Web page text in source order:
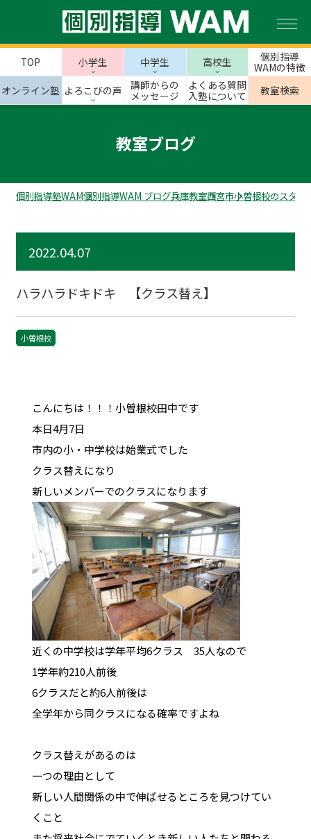
TOP 小学生 中学生 高校生
個別指導
WAMの特徴
オンライン塾 よろこびの声
講師からの
メッセージ
よくある質問
入塾について
教室検索
教室ブログ
個別指導塾WAM個別指導WAM ブログ兵庫教室西宮市小曽根校のスタッ
2022.04.07
ハラハラドキドキ 【クラス替え】
小曽根校
こんにちは！！！小曽根校田中です
本日4月7日
市内の小・中学校は始業式でした
クラス替えになり
新しいメンバーでのクラスになります
近くの中学校は学年平均6クラス 35人なので
1学年約210人前後
6クラスだと約6人前後は
全学年から同クラスになる確率ですよね
クラス替えがあるのは
一つの理由として
新しい人間関係の中で伸ばせるところを見つけてい
くこと